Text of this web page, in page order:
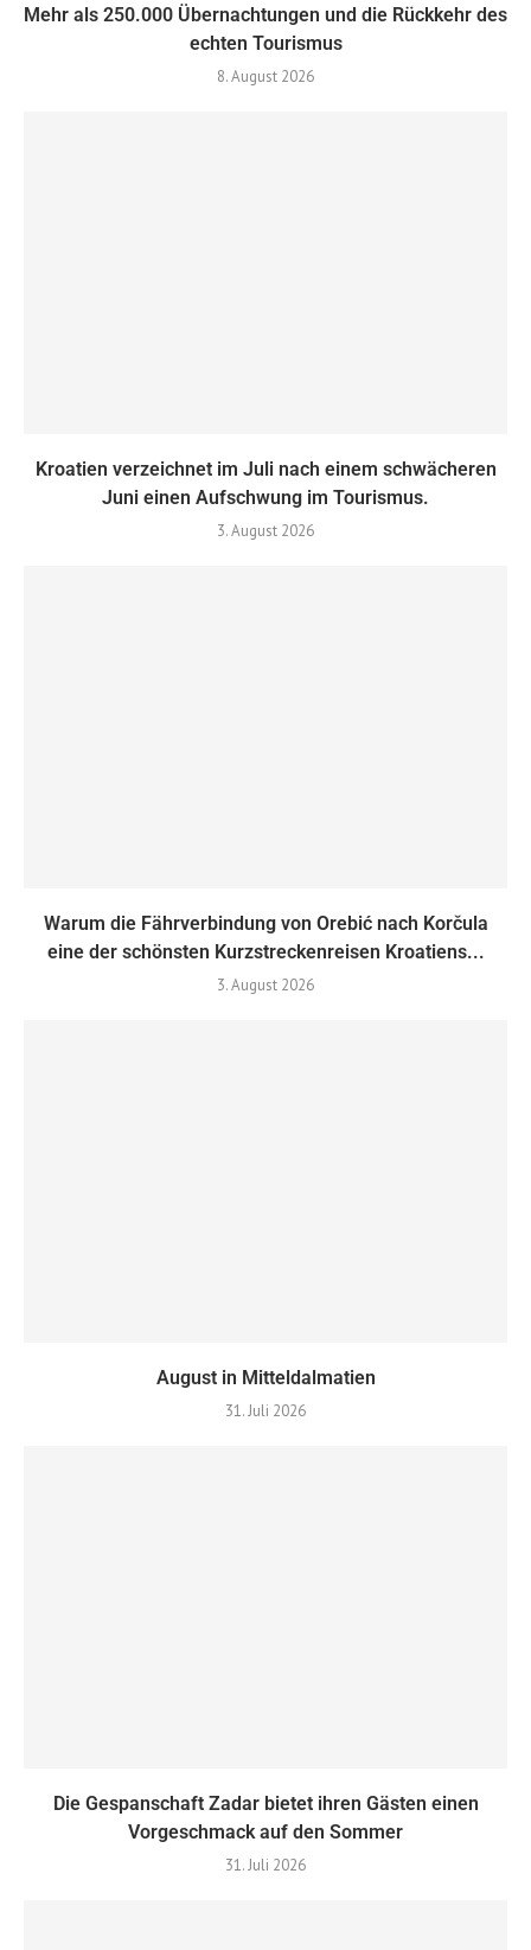
Mehr als 250.000 Übernachtungen und die Rückkehr des
echten Tourismus
8. August 2026
Kroatien verzeichnet im Juli nach einem schwächeren
Juni einen Aufschwung im Tourismus.
3. August 2026
Warum die Fährverbindung von Orebić nach Korčula
eine der schönsten Kurzstreckenreisen Kroatiens...
3. August 2026
August in Mitteldalmatien
31. Juli 2026
Die Gespanschaft Zadar bietet ihren Gästen einen
Vorgeschmack auf den Sommer
31. Juli 2026